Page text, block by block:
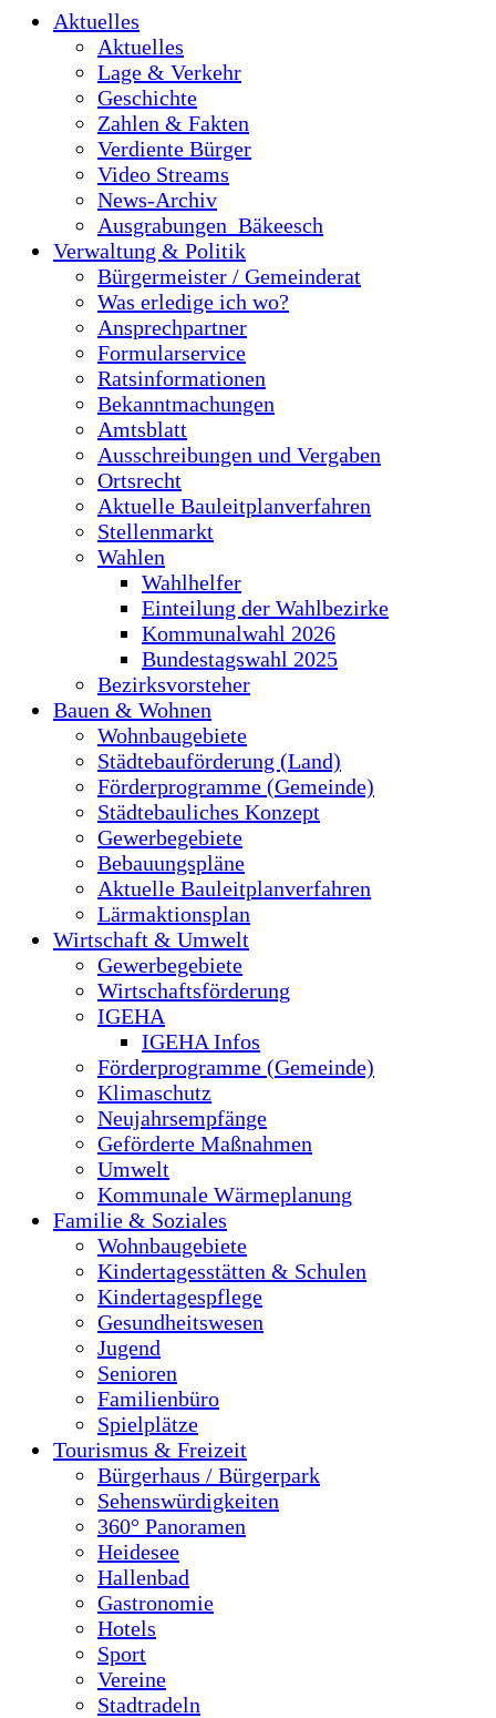
Aktuelles
Aktuelles
Lage & Verkehr
Geschichte
Zahlen & Fakten
Verdiente Bürger
Video Streams
News-Archiv
Ausgrabungen_Bäkeesch
Verwaltung & Politik
Bürgermeister / Gemeinderat
Was erledige ich wo?
Ansprechpartner
Formularservice
Ratsinformationen
Bekanntmachungen
Amtsblatt
Ausschreibungen und Vergaben
Ortsrecht
Aktuelle Bauleitplanverfahren
Stellenmarkt
Wahlen
Wahlhelfer
Einteilung der Wahlbezirke
Kommunalwahl 2026
Bundestagswahl 2025
Bezirksvorsteher
Bauen & Wohnen
Wohnbaugebiete
Städtebauförderung (Land)
Förderprogramme (Gemeinde)
Städtebauliches Konzept
Gewerbegebiete
Bebauungspläne
Aktuelle Bauleitplanverfahren
Lärmaktionsplan
Wirtschaft & Umwelt
Gewerbegebiete
Wirtschaftsförderung
IGEHA
IGEHA Infos
Förderprogramme (Gemeinde)
Klimaschutz
Neujahrsempfänge
Geförderte Maßnahmen
Umwelt
Kommunale Wärmeplanung
Familie & Soziales
Wohnbaugebiete
Kindertagesstätten & Schulen
Kindertagespflege
Gesundheitswesen
Jugend
Senioren
Familienbüro
Spielplätze
Tourismus & Freizeit
Bürgerhaus / Bürgerpark
Sehenswürdigkeiten
360° Panoramen
Heidesee
Hallenbad
Gastronomie
Hotels
Sport
Vereine
Stadtradeln